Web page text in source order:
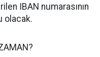
IBAN numarasının
olacak.